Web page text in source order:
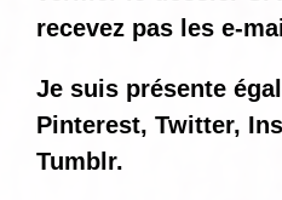
recevez pas les e-
Je suis présente
Pinterest, Twitter,
Tumblr.